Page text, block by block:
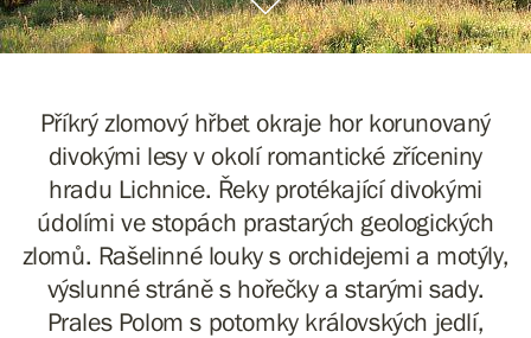
Příkrý zlomový hřbet okraje hor korunovaný
divokými lesy v okolí romantické zříceniny
hradu Lichnice. Řeky protékající divokými
údolími ve stopách prastarých geologických
zlomů. Rašelinné louky s orchidejemi a motýly,
výslunné stráně s hořečky a starými sady.
Prales Polom s potomky královských jedlí,